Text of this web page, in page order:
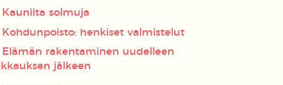
Kauniita solmuja
Kohdunpoisto: henkiset valmistelut
Elämän rakentaminen uudelleen
jälkeen